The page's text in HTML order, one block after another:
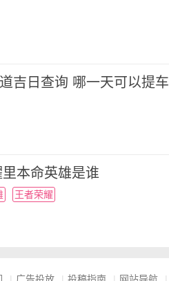
吉日查询 哪一天可以提车
本命英雄是谁
王者荣耀